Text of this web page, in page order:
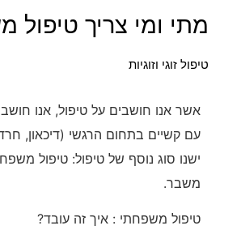
מתי ומי צריך טיפול
טיפול זוגי וזוגיות
אשר אנו חושבים על טיפול, אנו
עם קשיים בתחום הרגשי (דיכאון,
ישנו סוג נוסף של טיפול: טיפול
משבר.
טיפול משפחתי : איך זה עובד?